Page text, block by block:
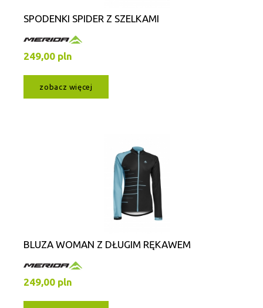
SPODENKI SPIDER Z SZELKAMI
249,00 pln
zobacz więcej
BLUZA WOMAN Z DŁUGIM RĘKAWEM
249,00 pln